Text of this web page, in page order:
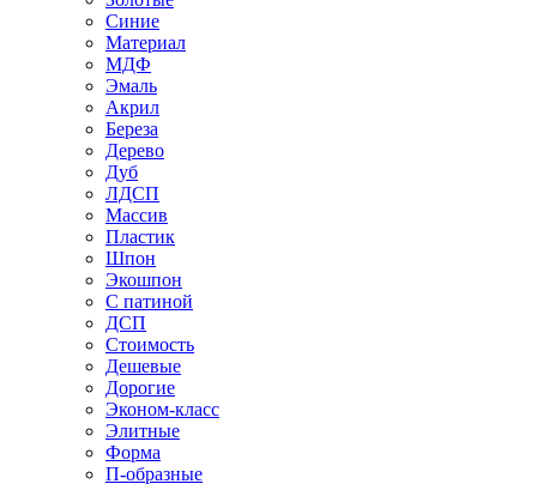
Синие
Материал
МДФ
Эмаль
Акрил
Береза
Дерево
Дуб
ЛДСП
Массив
Пластик
Шпон
Экошпон
С патиной
ДСП
Стоимость
Дешевые
Дорогие
Эконом-класс
Элитные
Форма
П-образные